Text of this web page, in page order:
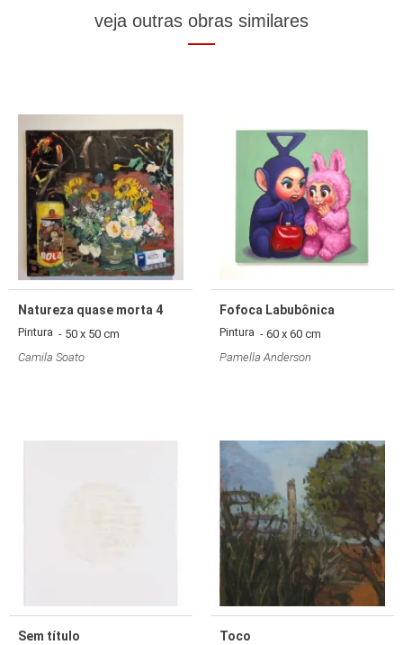
veja outras obras similares
Natureza quase morta 4
Pintura - 50 x 50 cm
Camila Soato
Fofoca Labubônica
Pintura - 60 x 60 cm
Pamella Anderson
Sem título Toco